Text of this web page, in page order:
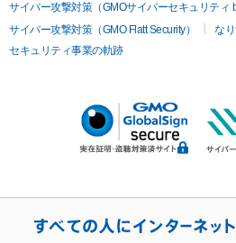
サイバー攻撃対策（GMOサイバーセキュリティ
サイバー攻撃対策（GMO Flatt Security）
な
セキュリティ事業の軌跡